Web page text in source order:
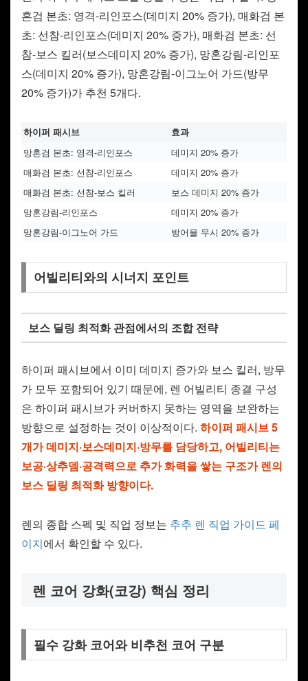
혼검 본초: 영격-리인포스(데미지 20% 증가), 매화검 본
초: 선참-리인포스(데미지 20% 증가), 매화검 본초: 선
참-보스 킬러(보스데미지 20% 증가), 망혼강림-리인포
스(데미지 20% 증가), 망혼강림-이그노어 가드(방무
20% 증가)가 추천 5개다.
하이퍼 패시브 효과
망혼검 본초: 영격-리인포스
데미지 20% 증가
매화검 본초: 선참-리인포스
데미지 20% 증가
매화검 본초: 선참-보스 킬러
보스 데미지 20% 증가
망혼강림-리인포스
데미지 20% 증가
망혼강림-이그노어 가드
방어율 무시 20% 증가
어빌리티와의 시너지 포인트
보스 딜링 최적화 관점에서의 조합 전략
하이퍼 패시브에서 이미 데미지 증가와 보스 킬러, 방무
가 모두 포함되어 있기 때문에, 렌 어빌리티 종결 구성
은 하이퍼 패시브가 커버하지 못하는 영역을 보완하는
방향으로 설정하는 것이 이상적이다. 하이퍼 패시브 5
개가 데미지·보스데미지·방무를 담당하고, 어빌리티는
보공·상추뎀·공격력으로 추가 화력을 쌓는 구조가 렌의
보스 딜링 최적화 방향이다.
렌의 종합 스펙 및 직업 정보는 추추 렌 직업 가이드 페
이지에서 확인할 수 있다.
렌 코어 강화(코강) 핵심 정리
필수 강화 코어와 비추천 코어 구분